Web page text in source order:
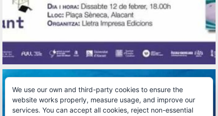
We use our own and third-party cookies to ensure the
website works properly, measure usage, and improve our
services. You can accept all cookies, reject non-essential